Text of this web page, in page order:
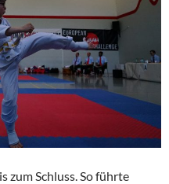
zum Schluss. So führte